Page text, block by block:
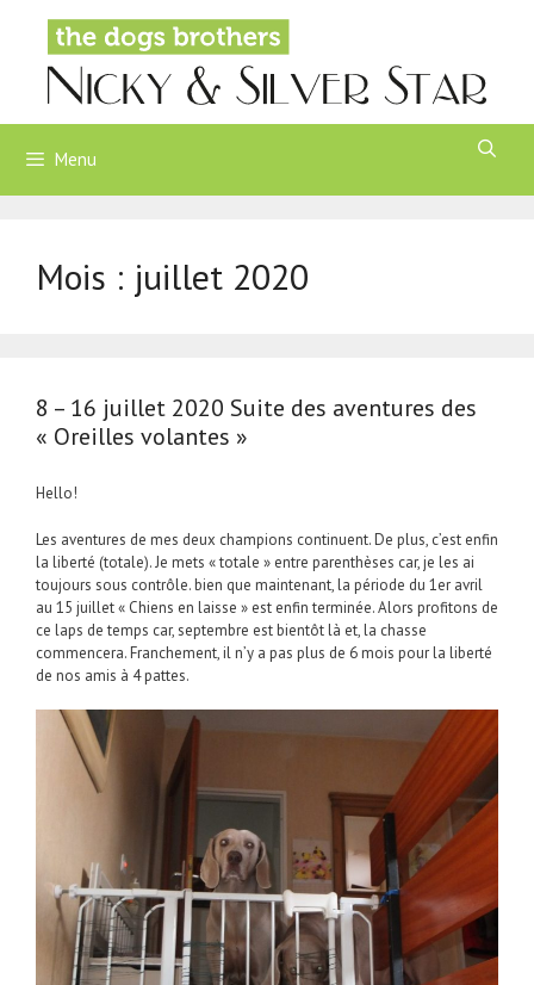
contenu
Menu
Mois : juillet 2020
8 – 16 juillet 2020 Suite des aventures des
« Oreilles volantes »
Hello!
Les aventures de mes deux champions continuent. De plus, c’est enfin
la liberté (totale). Je mets « totale » entre parenthèses car, je les ai
toujours sous contrôle. bien que maintenant, la période du 1er avril
au 15 juillet « Chiens en laisse » est enfin terminée. Alors profitons de
ce laps de temps car, septembre est bientôt là et, la chasse
commencera. Franchement, il n’y a pas plus de 6 mois pour la liberté
de nos amis à 4 pattes.